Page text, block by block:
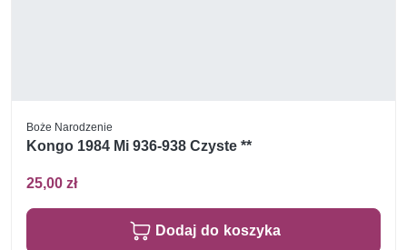
Boże Narodzenie
Kongo 1984 Mi 936-938 Czyste **
25,00 zł
Dodaj do koszyka